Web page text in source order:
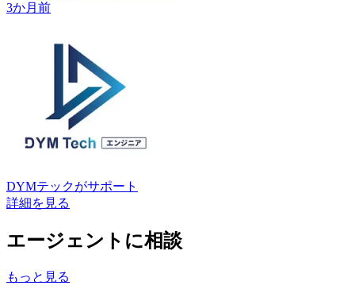
3か月前
DYMテックがサポート
詳細を見る
エージェントに相談
もっと見る